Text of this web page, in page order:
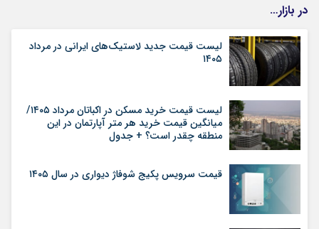
در بازار…
لیست قیمت جدید لاستیک‌های ایرانی در مرداد
۱۴۰۵
لیست قیمت خرید مسکن در اکباتان مرداد ۱۴۰۵/
میانگین قیمت خرید هر متر آپارتمان در این
منطقه چقدر است؟ + جدول
قیمت سرویس پکیج شوفاژ دیواری در سال ۱۴۰۵